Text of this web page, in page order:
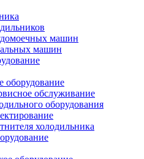
машин
машин
оборудование
обслуживание
оборудования
холодильника